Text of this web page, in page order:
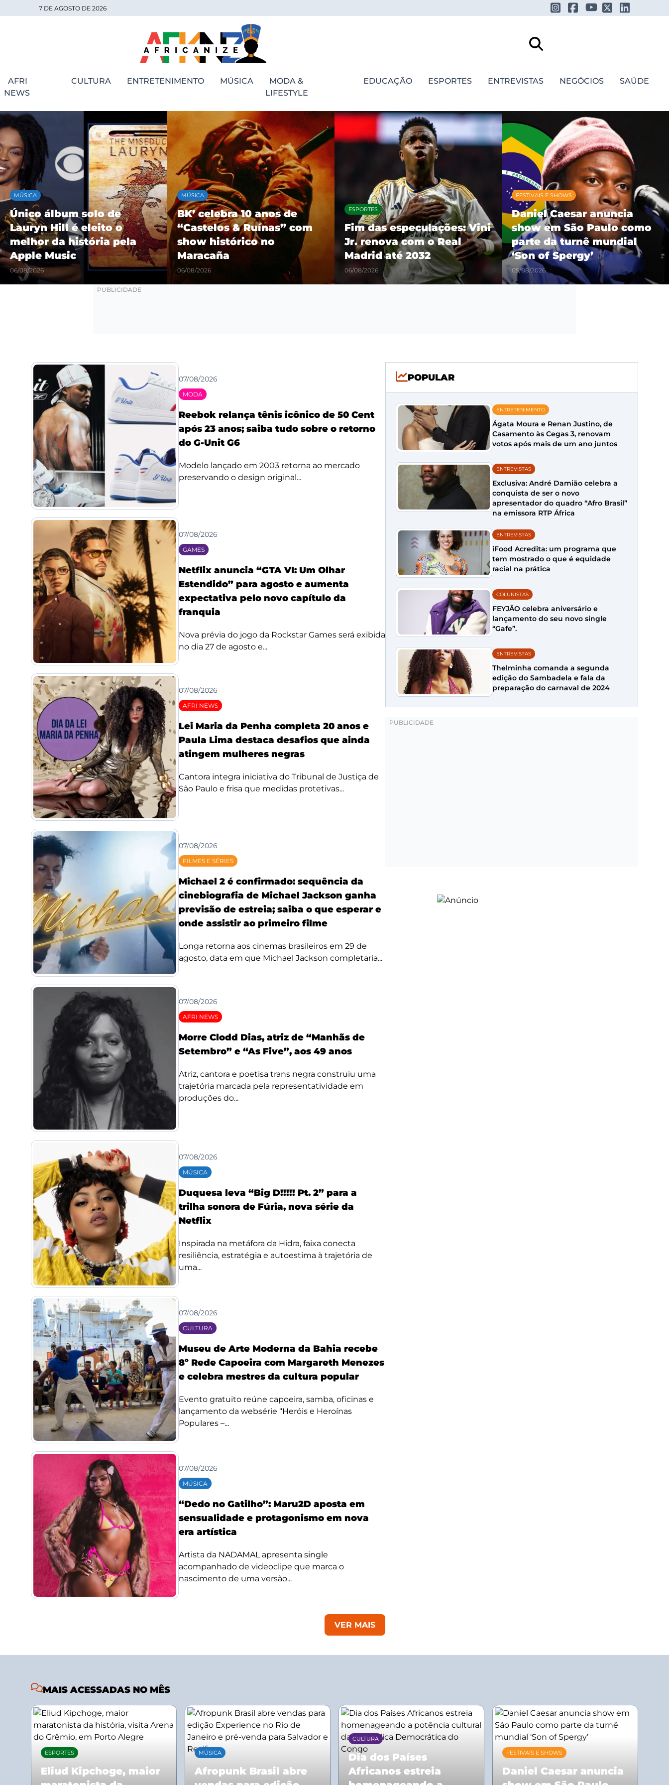
7 DE AGOSTO DE 2026
AFRI
NEWS
CULTURA ENTRETENIMENTO MÚSICA
MODA &
LIFESTYLE
EDUCAÇÃO ESPORTES ENTREVISTAS NEGÓCIOS SAÚDE
MÚSICA
Único álbum solo de
Lauryn Hill é eleito o
melhor da história pela
Apple Music
06/08/2026
MÚSICA
BK’ celebra 10 anos de
“Castelos & Ruínas” com
show histórico no
Maracaña
06/08/2026
ESPORTES
Fim das especulações: Vini
Jr. renova com o Real
Madrid até 2032
06/08/2026
FESTIVAIS E SHOWS
Daniel Caesar anuncia
show em São Paulo como
parte da turnê mundial
‘Son of Spergy’
05/08/2026
07/08/2026
MODA
Reebok relança tênis icônico de 50 Cent
após 23 anos; saiba tudo sobre o retorno
do G-Unit G6
Modelo lançado em 2003 retorna ao mercado
preservando o design original...
07/08/2026
GAMES
Netflix anuncia “GTA VI: Um Olhar
Estendido” para agosto e aumenta
expectativa pelo novo capítulo da
franquia
Nova prévia do jogo da Rockstar Games será exibida
no dia 27 de agosto e...
07/08/2026
AFRI NEWS
Lei Maria da Penha completa 20 anos e
Paula Lima destaca desafios que ainda
atingem mulheres negras
Cantora integra iniciativa do Tribunal de Justiça de
São Paulo e frisa que medidas protetivas...
07/08/2026
FILMES E SÉRIES
Michael 2 é confirmado: sequência da
cinebiografia de Michael Jackson ganha
previsão de estreia; saiba o que esperar e
onde assistir ao primeiro filme
Longa retorna aos cinemas brasileiros em 29 de
agosto, data em que Michael Jackson completaria...
07/08/2026
AFRI NEWS
Morre Clodd Dias, atriz de “Manhãs de
Setembro” e “As Five”, aos 49 anos
Atriz, cantora e poetisa trans negra construiu uma
trajetória marcada pela representatividade em
produções do...
07/08/2026
MÚSICA
Duquesa leva “Big D!!!!! Pt. 2” para a
trilha sonora de Fúria, nova série da
Netflix
Inspirada na metáfora da Hidra, faixa conecta
resiliência, estratégia e autoestima à trajetória de
uma...
07/08/2026
CULTURA
Museu de Arte Moderna da Bahia recebe
8º Rede Capoeira com Margareth Menezes
e celebra mestres da cultura popular
Evento gratuito reúne capoeira, samba, oficinas e
lançamento da websérie “Heróis e Heroínas
Populares –...
07/08/2026
MÚSICA
“Dedo no Gatilho”: Maru2D aposta em
sensualidade e protagonismo em nova
era artística
Artista da NADAMAL apresenta single
acompanhado de videoclipe que marca o
nascimento de uma versão...
VER MAIS
POPULAR
ENTRETENIMENTO
Ágata Moura e Renan Justino, de
Casamento às Cegas 3, renovam
votos após mais de um ano juntos
ENTREVISTAS
Exclusiva: André Damião celebra a
conquista de ser o novo
apresentador do quadro “Afro Brasil”
na emissora RTP África
ENTREVISTAS
iFood Acredita: um programa que
tem mostrado o que é equidade
racial na prática
COLUNISTAS
FEYJÃO celebra aniversário e
lançamento do seu novo single
“Gafe”.
ENTREVISTAS
Thelminha comanda a segunda
edição do Sambadela e fala da
preparação do carnaval de 2024
MAIS ACESSADAS NO MÊS
ESPORTES
Eliud Kipchoge, maior
MÚSICA
Afropunk Brasil abre
CULTURA
Dia dos Países
Africanos estreia
FESTIVAIS E SHOWS
Daniel Caesar anuncia